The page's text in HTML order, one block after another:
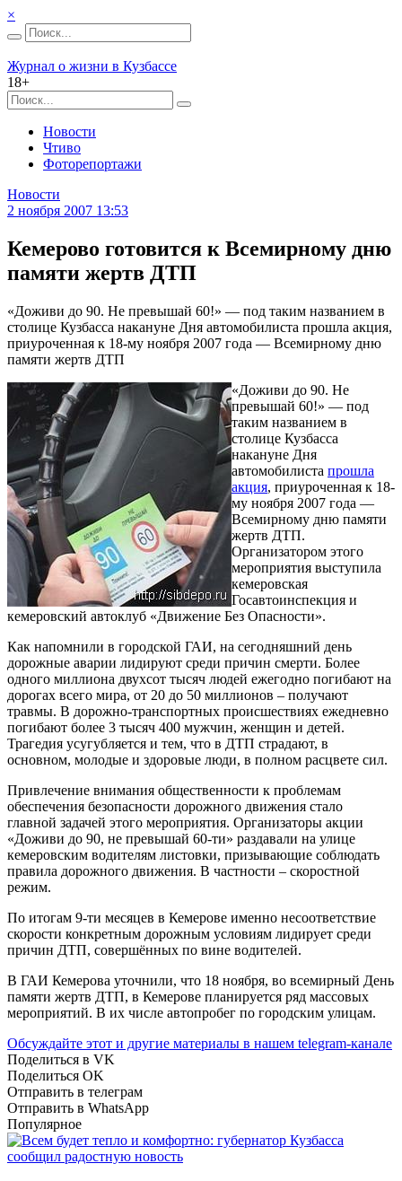
×
Журнал о жизни в Кузбассе
18+
Новости
Чтиво
Фоторепортажи
Новости
2 ноября 2007 13:53
Кемерово готовится к Всемирному дню
памяти жертв ДТП
«Доживи до 90. Не превышай 60!» — под таким названием в
столице Кузбасса накануне Дня автомобилиста прошла акция,
приуроченная к 18-му ноября 2007 года — Всемирному дню
памяти жертв ДТП
«Доживи до 90. Не
превышай 60!» — под
таким названием в
столице Кузбасса
накануне Дня
автомобилиста прошла
акция, приуроченная к 18-
му ноября 2007 года —
Всемирному дню памяти
жертв ДТП.
Организатором этого
мероприятия выступила
кемеровская
Госавтоинспекция и
кемеровский автоклуб «Движение Без Опасности».
Как напомнили в городской ГАИ, на сегодняшний день
дорожные аварии лидируют среди причин смерти. Более
одного миллиона двухсот тысяч людей ежегодно погибают на
дорогах всего мира, от 20 до 50 миллионов – получают
травмы. В дорожно-транспортных происшествиях ежедневно
погибают более 3 тысяч 400 мужчин, женщин и детей.
Трагедия усугубляется и тем, что в ДТП страдают, в
основном, молодые и здоровые люди, в полном расцвете сил.
Привлечение внимания общественности к проблемам
обеспечения безопасности дорожного движения стало
главной задачей этого мероприятия. Организаторы акции
«Доживи до 90, не превышай 60-ти» раздавали на улице
кемеровским водителям листовки, призывающие соблюдать
правила дорожного движения. В частности – скоростной
режим.
По итогам 9-ти месяцев в Кемерове именно несоответствие
скорости конкретным дорожным условиям лидирует среди
причин ДТП, совершённых по вине водителей.
В ГАИ Кемерова уточнили, что 18 ноября, во всемирный День
памяти жертв ДТП, в Кемерове планируется ряд массовых
мероприятий. В их числе автопробег по городским улицам.
Обсуждайте этот и другие материалы в нашем telegram-канале
Поделиться в VK
Поделиться OK
Отправить в телеграм
Отправить в WhatsApp
Популярное